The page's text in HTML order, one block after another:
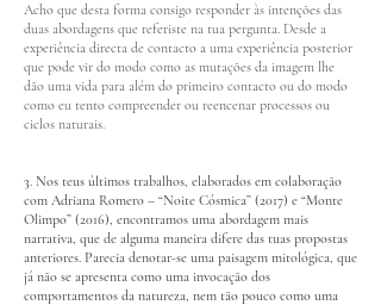
Acho que desta forma consigo responder às intenções das
duas abordagens que referiste na tua pergunta. Desde a
experiência directa de contacto a uma experiência posterior
que pode vir do modo como as mutações da imagem lhe
dão uma vida para além do primeiro contacto ou do modo
como eu tento compreender ou reencenar processos ou
ciclos naturais.
3. Nos teus últimos trabalhos, elaborados em colaboração
com Adriana Romero – “Noite Cósmica” (2017) e “Monte
Olimpo” (2016), encontramos uma abordagem mais
narrativa, que de alguma maneira difere das tuas propostas
anteriores. Parecia denotar-se uma paisagem mitológica, que
já não se apresenta como uma invocação dos
comportamentos da natureza, nem tão pouco como uma